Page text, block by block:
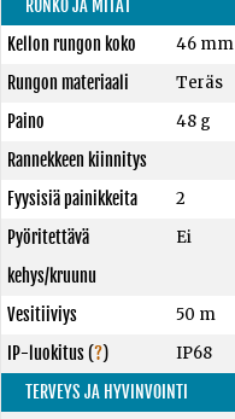
RUNKO JA MITAT
Kellon rungon koko
46 mm
Rungon materiaali
Teräs
Paino
48 g
Rannekkeen kiinnitys
Fyysisiä painikkeita
2
Pyöritettävä
kehys/kruunu
Ei
Vesitiiviys 50 m
IP-luokitus(?)
IP68
TERVEYS JA HYVINVOINTI